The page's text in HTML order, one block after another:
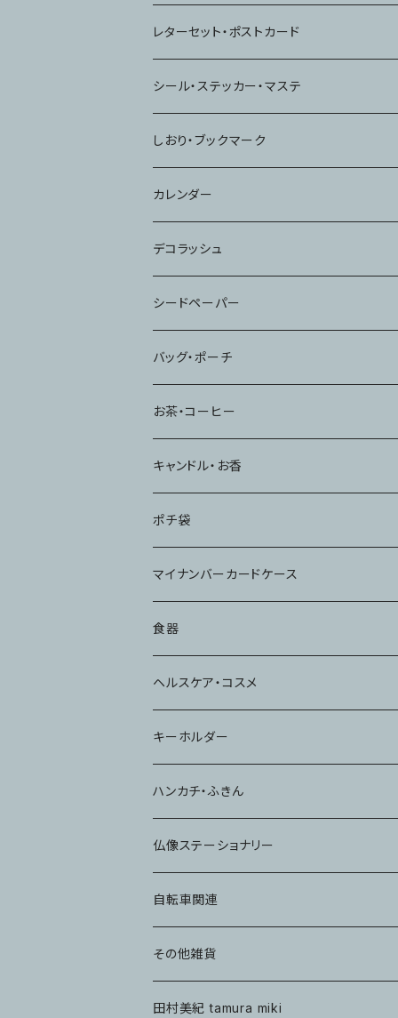
ノート
レターセット・ポストカード
シール・ステッカー・マステ
しおり・ブックマーク
カレンダー
デコラッシュ
シードペーパー
バッグ・ポーチ
お茶・コーヒー
キャンドル・お香
ポチ袋
マイナンバーカードケース
食器
コップ
ヘルスケア・コスメ
キーホルダー
ハンカチ・ふきん
仏像ステーショナリー
自転車関連
その他雑貨
田村美紀 tamura miki